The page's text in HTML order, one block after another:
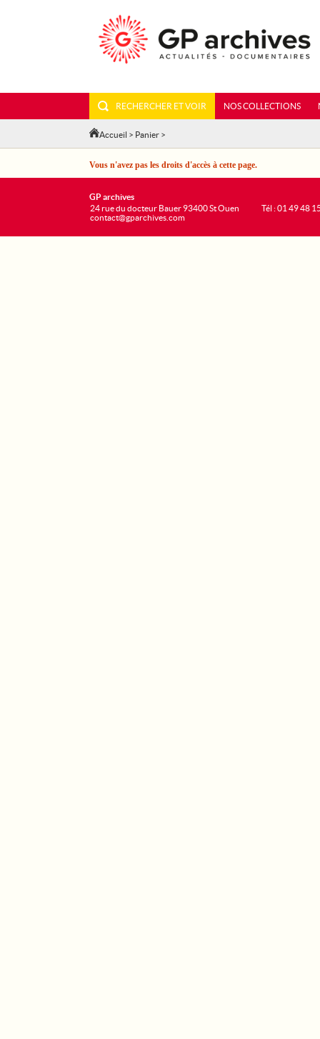
RECHERCHER ET VOIR NOS COLLECTIONS
Accueil > Panier >
Vous n'avez pas les droits d'accès à cette page.
GP archives
24 rue du docteur Bauer 93400 St Ouen
contact@gparchives.com
Tél : 01 49 48